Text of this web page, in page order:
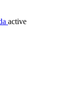
active